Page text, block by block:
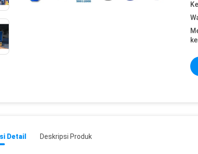
Detail Deskripsi Produk